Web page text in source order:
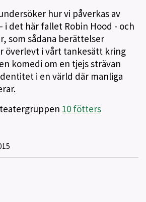
hur vi påverkas av
i det här fallet Robin Hood - och
som sådana berättelser
överlevt i vårt tankesätt kring
komedi om en tjejs strävan
i en värld där manliga
10 fötters